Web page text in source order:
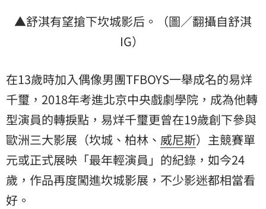
▲舒淇有望搶下坎城影后。（圖／翻攝自舒淇
IG）
在13歲時加入偶像男團TFBOYS一舉成名的易烊
千璽，2018年考進北京中央戲劇學院，成為他轉
型演員的轉捩點，易烊千璽更曾在19歲創下參與
歐洲三大影展（坎城、柏林、 威尼斯）主競賽單
元或正式展映「最年輕演員」的紀錄，如今24
歲，作品再度闖進坎城影展，不少影迷都相當看
好。